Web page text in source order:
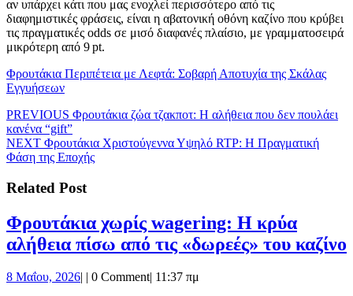
αν υπάρχει κάτι που μας ενοχλεί περισσότερο από τις
διαφημιστικές φράσεις, είναι η αβατονική οθόνη καζίνο που κρύβει
τις πραγματικές odds σε μισό διαφανές πλαίσιο, με γραμματοσειρά
μικρότερη από 9 pt.
Φρουτάκια Περιπέτεια με Λεφτά: Σοβαρή Αποτυχία της Σκάλας
Εγγυήσεων
Πλοήγηση
άρθρων
PREVIOUS Previous
post:
Φρουτάκια ζώα τζακποτ: Η αλήθεια που δεν πουλάει
κανένα “gift”
NEXT Next
post:
Φρουτάκια Χριστούγεννα Υψηλό RTP: Η Πραγματική
Φάση της Εποχής
Related Post
Φρουτάκια χωρίς wagering: Η κρύα
αλήθεια πίσω από τις «δωρεές» του καζίνο
8 Μαΐου, 20268| | 0 Comment| 11:37 πμ